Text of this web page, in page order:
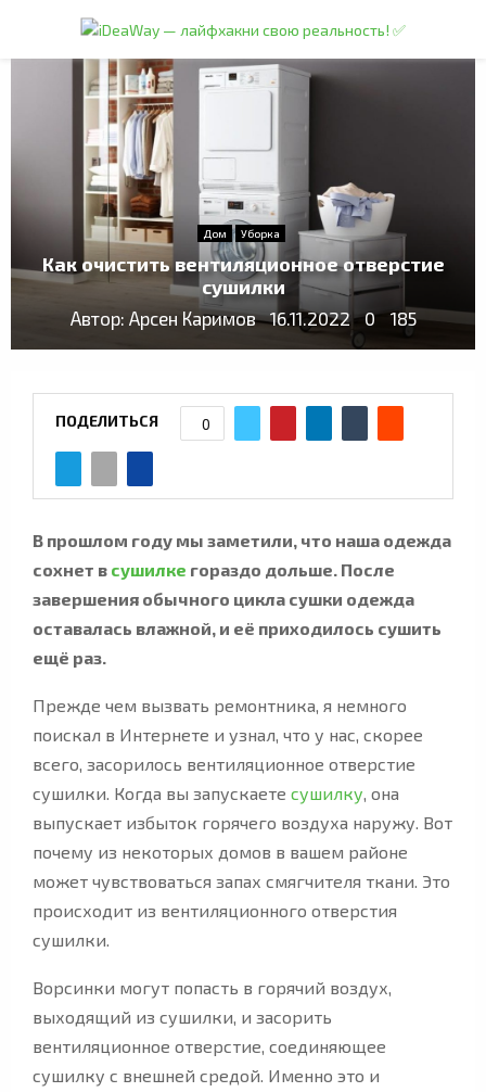
PRIMARY
Дом Уборка
Как очистить вентиляционное отверстие
сушилки
Автор: Арсен Каримов 16.11.2022 0 185
ПОДЕЛИТЬСЯ 0
В прошлом году мы заметили, что наша одежда
сохнет в сушилке гораздо дольше. После
завершения обычного цикла сушки одежда
оставалась влажной, и её приходилось сушить
ещё раз.
Прежде чем вызвать ремонтника, я немного
поискал в Интернете и узнал, что у нас, скорее
всего, засорилось вентиляционное отверстие
сушилки. Когда вы запускаете сушилку , она
выпускает избыток горячего воздуха наружу. Вот
почему из некоторых домов в вашем районе
может чувствоваться запах смягчителя ткани. Это
происходит из вентиляционного отверстия
сушилки.
Ворсинки могут попасть в горячий воздух,
выходящий из сушилки, и засорить
вентиляционное отверстие, соединяющее
сушилку с внешней средой. Именно это и